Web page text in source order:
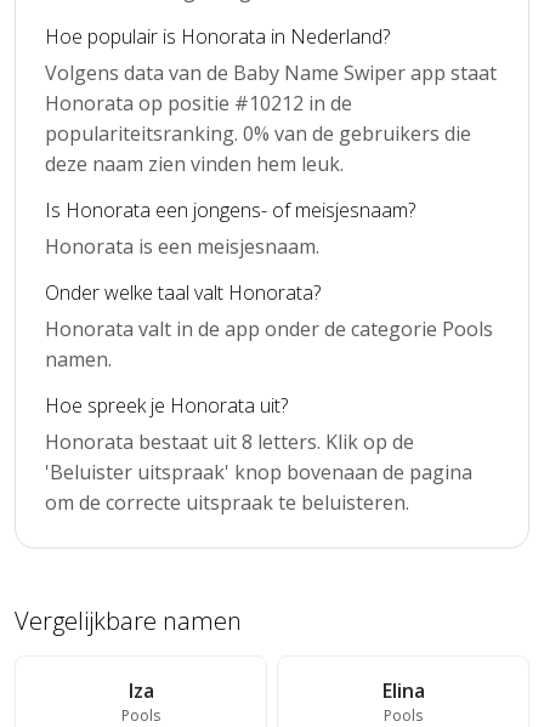
Hoe populair is Honorata in Nederland?
Volgens data van de Baby Name Swiper app staat
Honorata op positie #10212 in de
populariteitsranking. 0% van de gebruikers die
deze naam zien vinden hem leuk.
Is Honorata een jongens- of meisjesnaam?
Honorata is een meisjesnaam.
Onder welke taal valt Honorata?
Honorata valt in de app onder de categorie Pools
namen.
Hoe spreek je Honorata uit?
Honorata bestaat uit 8 letters. Klik op de
'Beluister uitspraak' knop bovenaan de pagina
om de correcte uitspraak te beluisteren.
Vergelijkbare namen
Iza
Pools
Elina
Pools